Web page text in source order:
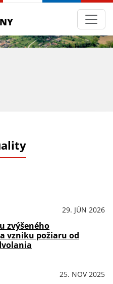
29. JÚN 2026
zvýšeného
vzniku požiaru od
25. NOV 2025